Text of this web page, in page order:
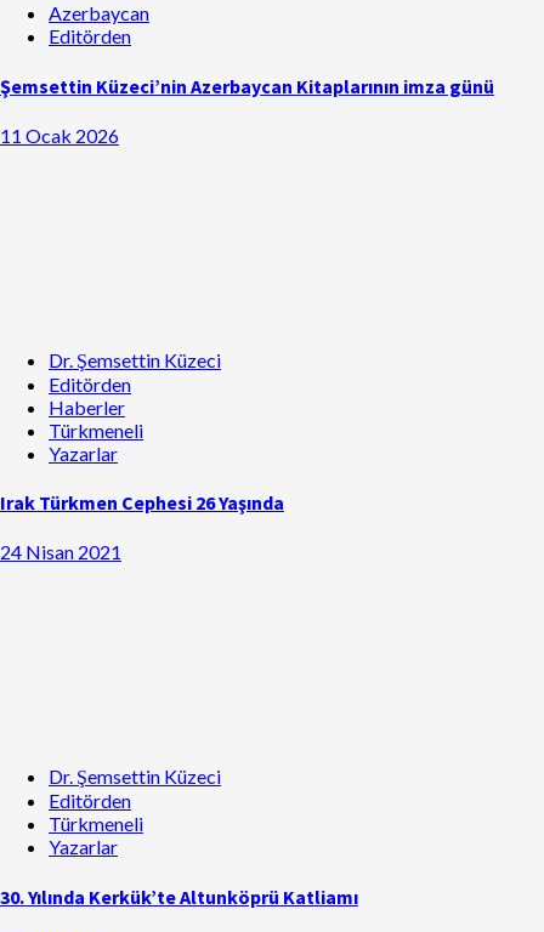
Azerbaycan
Editörden
Şemsettin Küzeci’nin Azerbaycan Kitaplarının imza günü
11 Ocak 2026
Dr. Şemsettin Küzeci
Editörden
Haberler
Türkmeneli
Yazarlar
Irak Türkmen Cephesi 26 Yaşında
24 Nisan 2021
Dr. Şemsettin Küzeci
Editörden
Türkmeneli
Yazarlar
30. Yılında Kerkük’te Altunköprü Katliamı